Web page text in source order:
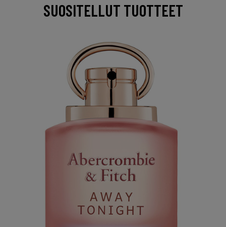
SUOSITELLUT TUOTTEET